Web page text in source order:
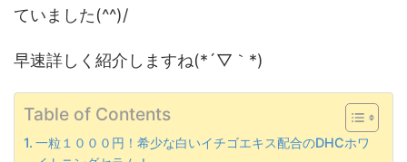
ていました(^^)/
早速詳しく紹介しますね(*´▽｀*)
Table of Contents
一粒１０００円！希少な白いイチゴエキス配合のDHCホワ